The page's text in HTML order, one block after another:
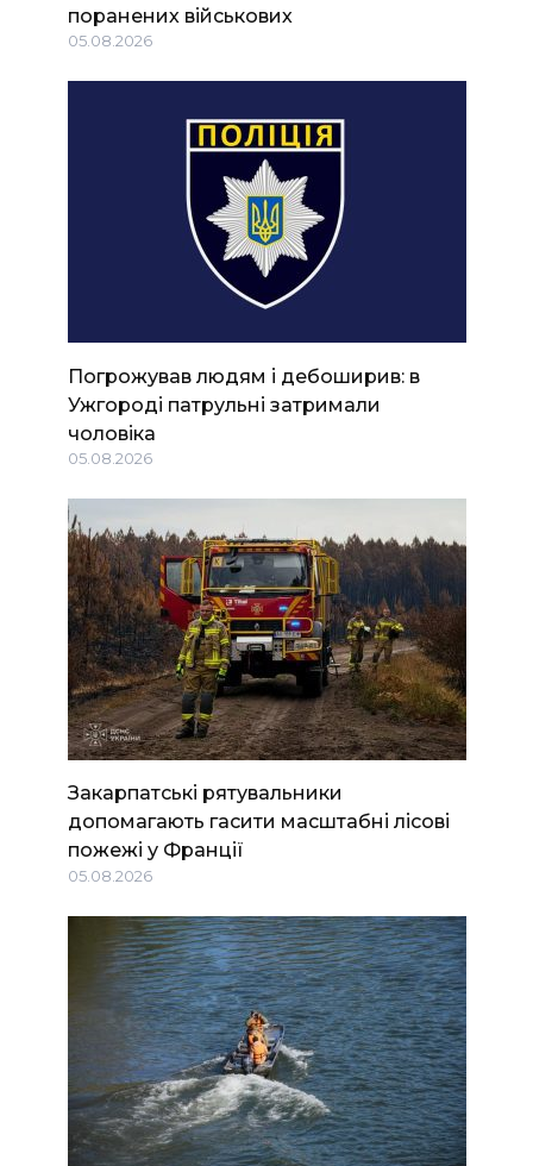
поранених військових
05.08.2026
Погрожував людям і дебоширив: в
Ужгороді патрульні затримали
чоловіка
05.08.2026
Закарпатські рятувальники
допомагають гасити масштабні лісові
пожежі у Франції
05.08.2026